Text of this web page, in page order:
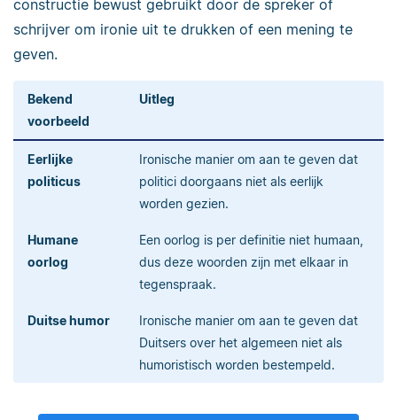
constructie bewust gebruikt door de spreker of
schrijver om ironie uit te drukken of een mening te
geven.
Bekend
voorbeeld
Uitleg
Eerlijke
politicus
Ironische manier om aan te geven dat
politici doorgaans niet als eerlijk
worden gezien.
Humane
oorlog
Een oorlog is per definitie niet humaan,
dus deze woorden zijn met elkaar in
tegenspraak.
Duitse humor
Ironische manier om aan te geven dat
Duitsers over het algemeen niet als
humoristisch worden bestempeld.